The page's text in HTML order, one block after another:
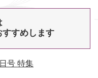
すすめします
号 特集